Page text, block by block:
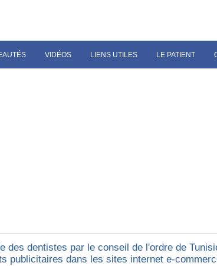
VIDÉOS LIENS UTILES LE PATIENT
des dentistes par le conseil de l'ordre de
publicitaires dans les sites internet e-